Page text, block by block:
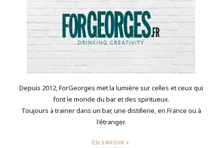
Depuis 2012, ForGeorges met la lumière sur celles et ceux qui
font le monde du bar et des spiritueux.
Toujours à trainer dans un bar, une distillerie, en France ou à
l'étranger.
EN SAVOIR +